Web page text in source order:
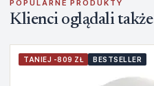
POPULARNE PRODUKTY
Klienci oglądali także
TANIEJ -809 ZŁ BESTSELLER